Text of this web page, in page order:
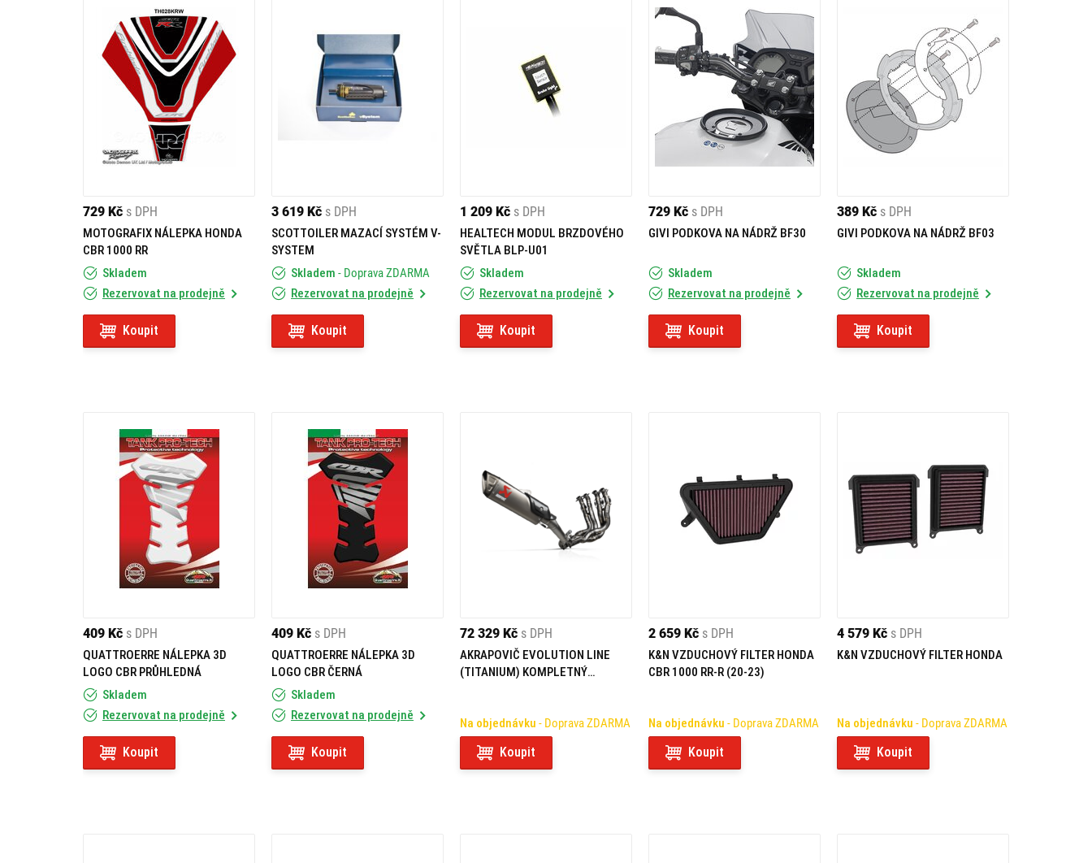
729 Kč s DPH
MOTOGRAFIX NÁLEPKA HONDA
CBR 1000 RR
Skladem
Rezervovat na prodejně
Koupit
3 619 Kč s DPH
SCOTTOILER MAZACÍ SYSTÉM V-
SYSTEM
Skladem - Doprava ZDARMA
Rezervovat na prodejně
Koupit
1 209 Kč s DPH
HEALTECH MODUL BRZDOVÉHO
SVĚTLA BLP-U01
Skladem
Rezervovat na prodejně
Koupit
729 Kč s DPH
GIVI PODKOVA NA NÁDRŽ BF30
Skladem
Rezervovat na prodejně
Koupit
389 Kč s DPH
GIVI PODKOVA NA NÁDRŽ BF03
Skladem
Rezervovat na prodejně
Koupit
409 Kč s DPH
QUATTROERRE NÁLEPKA 3D
LOGO CBR PRŮHLEDNÁ
Skladem
Rezervovat na prodejně
Koupit
409 Kč s DPH
QUATTROERRE NÁLEPKA 3D
LOGO CBR ČERNÁ
Skladem
Rezervovat na prodejně
Koupit
72 329 Kč s DPH
AKRAPOVIČ EVOLUTION LINE
(TITANIUM) KOMPLETNÝ
26)
Na objednávku - Doprava ZDARMA
Koupit
2 659 Kč s DPH
K&N VZDUCHOVÝ FILTER HONDA
CBR 1000 RR-R (20-23)
Na objednávku - Doprava ZDARMA
Koupit
4 579 Kč s DPH
K&N VZDUCHOVÝ FILTER HONDA
Na objednávku - Doprava ZDARMA
Koupit